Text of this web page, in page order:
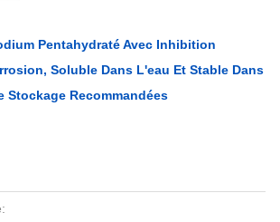
Pentahydraté Avec Inhibition
Soluble Dans L'eau Et Stable Dans
Stockage Recommandées